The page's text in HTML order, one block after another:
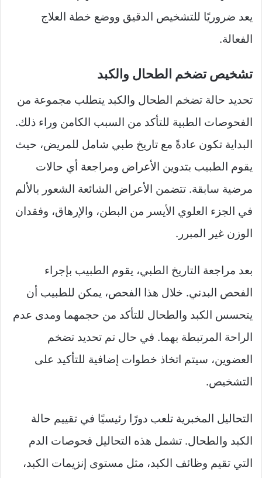
يعد ضروريًا للتشخيص الدقيق ووضع خطة العلاج
الفعالة.
تشخيص تضخم الطحال والكبد
تحديد حالة تضخم الطحال والكبد يتطلب مجموعة من
الفحوصات الطبية للتأكد من السبب الكامن وراء ذلك.
البداية تكون عادةً مع تاريخ طبي شامل للمريض، حيث
يقوم الطبيب بتدوين الأعراض ومراجعة أي حالات
مرضية سابقة. تتضمن الأعراض الشائعة الشعور بالألم
في الجزء العلوي الأيسر من البطن، والإرهاق، وفقدان
الوزن غير المبرر.
بعد مراجعة التاريخ الطبي، يقوم الطبيب بإجراء
الفحص البدني. خلال هذا الفحص، يمكن للطبيب أن
يتحسس الكبد والطحال للتأكد من حجمهما ومدى عدم
الراحة المرتبطة بهما. في حال تم تحديد تضخم
العضوين، سيتم اتخاذ خطوات إضافية للتأكيد على
التشخيص.
التحاليل المخبرية تلعب دورًا رئيسيًا في تقييم حالة
الكبد والطحال. تشمل هذه التحاليل فحوصات الدم
التي تقيم وظائف الكبد، مثل مستوى إنزيمات الكبد،